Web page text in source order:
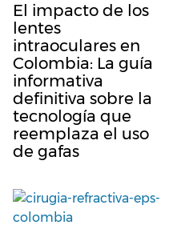
El impacto de los
lentes
intraoculares en
Colombia: La guía
informativa
definitiva sobre la
tecnología que
reemplaza el uso
de gafas